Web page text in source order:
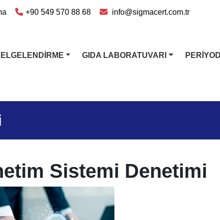
+90 549 570 88 68 info@sigmacert.com.tr
GIDA LABORATUVARI
Sistemi Denetimi